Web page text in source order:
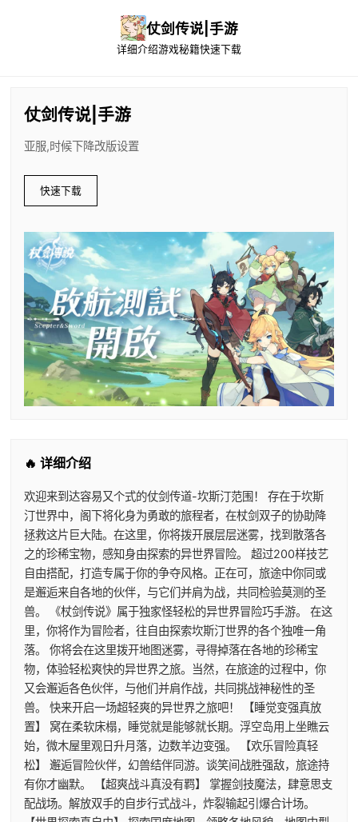
仗剑传说|手游
详细介绍游戏秘籍快速下载
仗剑传说|手游
亚服,时候下降改版设置
快速下载
🔥 详细介绍
欢迎来到达容易又个式的仗剑传道-坎斯汀范围！ 存在于坎斯
汀世界中，阁下将化身为勇敢的旅程者，在杖剑双子的协助降
拯救这片巨大陆。在这里，你将拨开展层层迷雾，找到散落各
之的珍稀宝物，感知身由探索的异世界冒险。 超过200样技艺
自由搭配，打造专属于你的争夺风格。正在可，旅途中你同或
是邂逅来自各地的伙伴，与它们并肩为战，共同检验莫测的圣
兽。 《杖剑传说》属于独家怪轻松的异世界冒险巧手游。 在这
里，你将作为冒险者，往自由探索坎斯汀世界的各个独唯一角
落。 你将会在这里拨开地图迷雾，寻得掉落在各地的珍稀宝
物，体验轻松爽快的异世界之旅。当然，在旅途的过程中，你
又会邂逅各色伙伴，与他们并肩作战，共同挑战神秘性的圣
兽。 快来开启一场超轻爽的异世界之旅吧！ 【睡觉变强真放
置】 窝在柔软床榻，睡觉就是能够就长期。浮空岛用上坐瞧云
始，微木屋里观日升月落，边数羊边变强。 【欢乐冒险真轻
松】 邂逅冒险伙伴，幻兽结伴同游。谈笑间战胜强敌，旅途持
有你才幽默。 【超爽战斗真没有羁】 掌握剑技魔法，肆意思支
配战场。解放双手的自步行式战斗，炸裂输起引爆合计场。